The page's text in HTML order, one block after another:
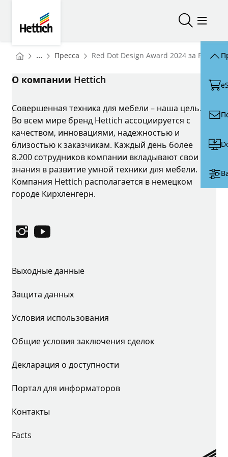
Открыть/
You are here:
Homepage
... Пресса Homepage
Red Dot Design Award 2024 за
О компании Hettich
Совершенная техника для мебели – наша цель.
Во всем мире бренд Hettich ассоциируется с
качеством, инновациями, надежностью и
близостью к заказчикам. Каждый день более
8.200 сотрудников компании вкладывают свои
знания в развитие умной техники для мебели.
Компания Hettich располагается в немецком
городе Кирхленгерн.
InstagramYouTube
Выходные данные
Защита данных
Условия использования
Общие условия заключения сделок
Декларация о доступности
Портал для информаторов
Контакты
Facts